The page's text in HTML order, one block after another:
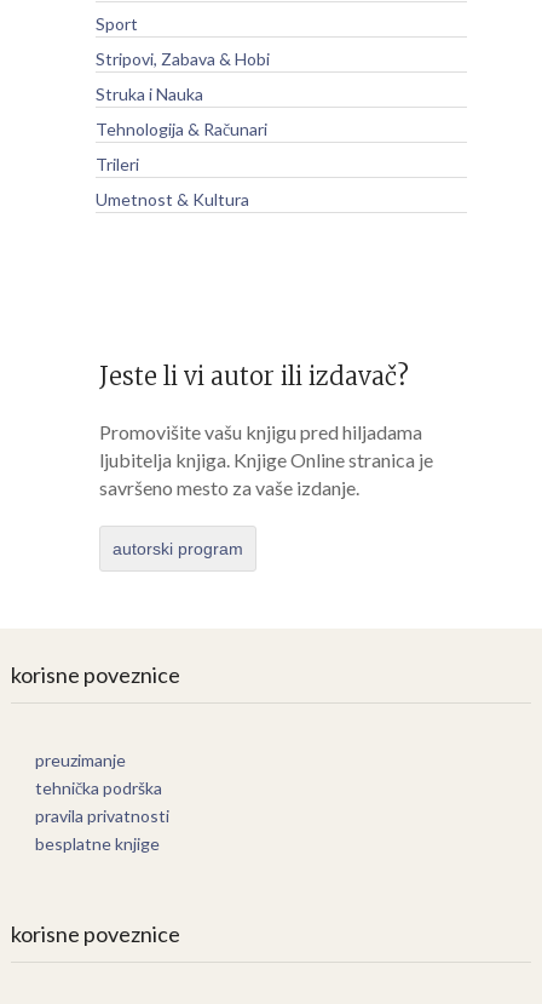
Sport
Stripovi, Zabava & Hobi
Struka i Nauka
Tehnologija & Računari
Trileri
Umetnost & Kultura
Jeste li vi autor ili izdavač?
Promovišite vašu knjigu pred hiljadama
ljubitelja knjiga. Knjige Online stranica je
savršeno mesto za vaše izdanje.
autorski program
korisne poveznice
preuzimanje
tehnička podrška
pravila privatnosti
besplatne knjige
korisne poveznice